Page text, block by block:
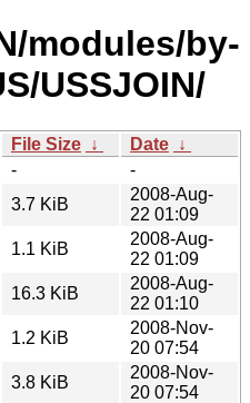
modules/by-
USSJOIN/
File Size ↓ Date ↓
-
-
3.7 KiB
2008-Aug-
22 01:09
1.1 KiB
2008-Aug-
22 01:09
16.3 KiB
2008-Aug-
22 01:10
1.2 KiB
2008-Nov-
20 07:54
3.8 KiB
2008-Nov-
20 07:54